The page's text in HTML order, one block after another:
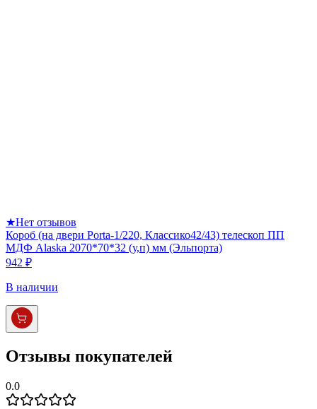
★Нет отзывов
Короб (на двери Porta-1/220, Классико42/43) телескоп ПП
МДФ Alaska 2070*70*32 (у,п) мм (Эльпорта)
942 ₽
В наличии
Отзывы покупателей
0.0